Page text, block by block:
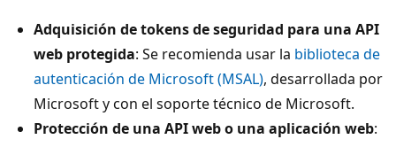
Adquisición de tokens de seguridad para una API
web protegida: Se recomienda usar la biblioteca de
autenticación de Microsoft (MSAL), desarrollada por
Microsoft y con el soporte técnico de Microsoft.
Protección de una API web o una aplicación web: